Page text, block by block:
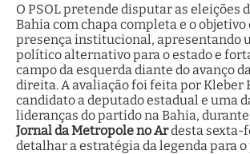
O PSOL pretende disputar as eleições
Bahia com chapa completa e o
presença institucional, apresentando
político alternativo para o estado e
campo da esquerda diante do avanço
direita. A avaliação foi feita por Kleber
candidato a deputado estadual e uma
lideranças do partido na Bahia,
Jornal da Metropole no Ardesta sexta-
detalhar a estratégia da legenda para